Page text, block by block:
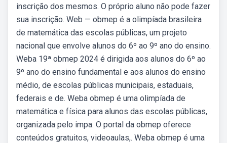
inscrição dos mesmos. O próprio aluno não pode fazer
sua inscrição. Web — obmep é a olimpíada brasileira
de matemática das escolas públicas, um projeto
nacional que envolve alunos do 6º ao 9º ano do ensino.
Weba 19ª obmep 2024 é dirigida aos alunos do 6º ao
9º ano do ensino fundamental e aos alunos do ensino
médio, de escolas públicas municipais, estaduais,
federais e de. Weba obmep é uma olimpíada de
matemática e física para alunos das escolas públicas,
organizada pelo impa. O portal da obmep oferece
conteúdos gratuitos, videoaulas,. Weba obmep é uma